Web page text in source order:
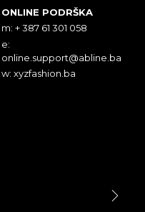
ONLINE PODRŠKA
m: + 387 61 301 058
e:
online.support@abline.ba
w: xyzfashion.ba